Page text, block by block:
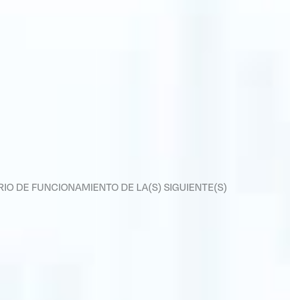
DE FUNCIONAMIENTO DE LA(S) SIGUIENTE(S)